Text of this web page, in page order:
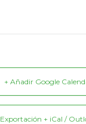
+ Añadir Google
Exportación + iCal /